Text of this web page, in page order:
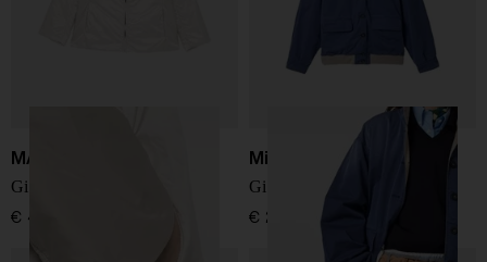
MAX MARA THE CUBE
Giacca blouson imbottita
€ 415,00
Miu Miu
Giacca blouson in cotone
€ 2.980,00